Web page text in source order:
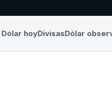
Dólar hoyDivisasDólar